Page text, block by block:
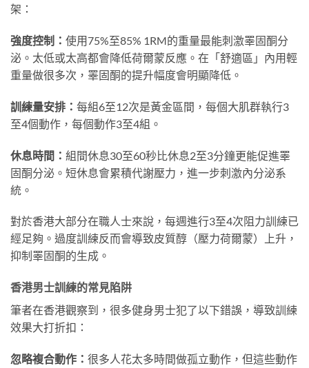
架：
強度控制： 使用75%至85% 1RM的重量最能刺激睪固酮分
泌。太低或太高都會降低荷爾蒙反應。在「舒適區」內用輕
重量做很多次，睪固酮的提升幅度會明顯降低。
訓練量安排： 每組6至12次是黃金區間，每個大肌群執行3
至4個動作，每個動作3至4組。
休息時間： 組間休息30至60秒比休息2至3分鐘更能促進睪
固酮分泌。短休息會累積代謝壓力，進一步刺激內分泌系
統。
對於香港大部分在職人士來說，每週進行3至4次阻力訓練已
經足夠。過度訓練反而會導致皮質醇（壓力荷爾蒙）上升，
抑制睪固酮的生成。
香港男士訓練的常見陷阱
筆者在香港觀察到，很多健身男士犯了以下錯誤，導致訓練
效果大打折扣：
忽略複合動作： 很多人花太多時間做孤立動作，但這些動作